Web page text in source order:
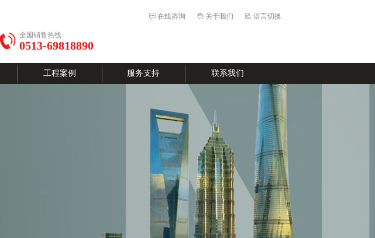
语言切换
关于我们
在线咨询
全国销售热线:
0513-69818890
工程案例 服务支持 联系我们